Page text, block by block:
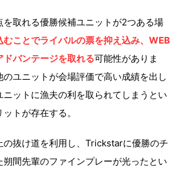
を取れる優勝候補ユニットが2つある場
むことでライバルの票を抑え込み、WEB
バンテージを取れる可能性がありま
ユニットが会場評価で高い成績を出し
ットに漁夫の利を取られてしまうとい
トが存在する。
の抜け道を利用し、Trickstarに優勝のチ
朔間先輩のファインプレーが光ったとい